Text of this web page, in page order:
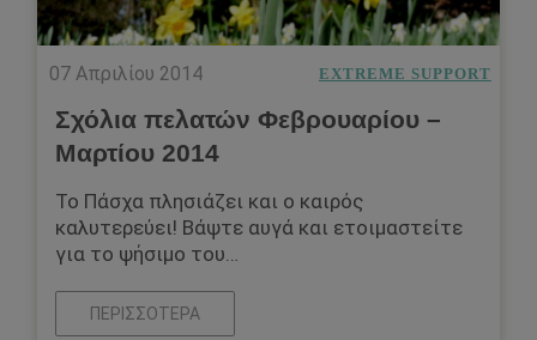
07 Απριλίου 2014 EXTREME SUPPORT
Σχόλια πελατών Φεβρουαρίου –
Μαρτίου 2014
Το Πάσχα πλησιάζει και ο καιρός
καλυτερεύει! Βάψτε αυγά και ετοιμαστείτε
για το ψήσιμο του…
ΠΕΡΙΣΣΌΤΕΡΑ